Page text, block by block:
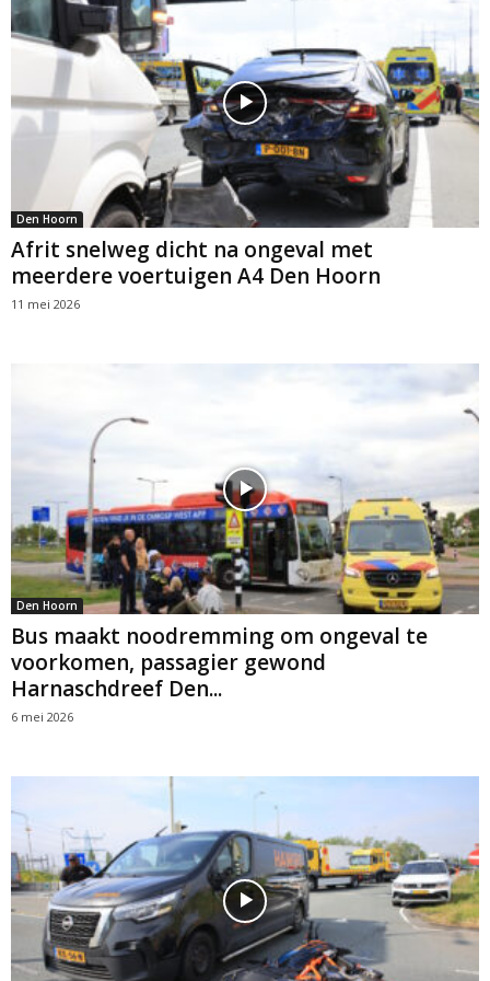
Den Hoorn
Afrit snelweg dicht na ongeval met
meerdere voertuigen A4 Den Hoorn
11 mei 2026
Den Hoorn
Bus maakt noodremming om ongeval te
voorkomen, passagier gewond
Harnaschdreef Den...
6 mei 2026